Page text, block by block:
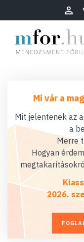
Mi vár a
Mit jelentenek az
a
Merre
Hogyan
2026.